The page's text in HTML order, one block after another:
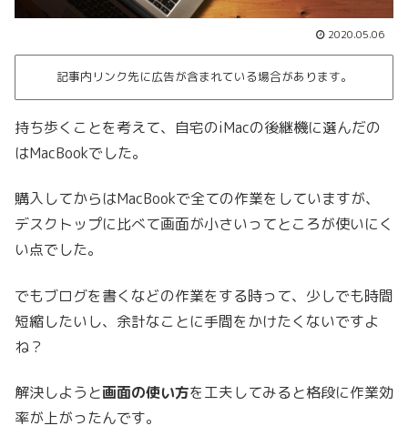
2020.05.06
記事内リンク先に広告が含まれている場合があります。
持ち歩くことを考えて、自宅のiMacの後継機に選んだの
はMacBookでした。
購入してからはMacBookで全ての作業をしていますが、
デスクトップに比べて画面が小さいってところが使いにく
い点でした。
でもブログを書くなどの作業をする時って、少しでも時間
短縮したいし、余計なことに手間をかけたくないですよ
ね？
解決しようと画面の使い方を工夫してみると格段に作業効
率が上がったんです。